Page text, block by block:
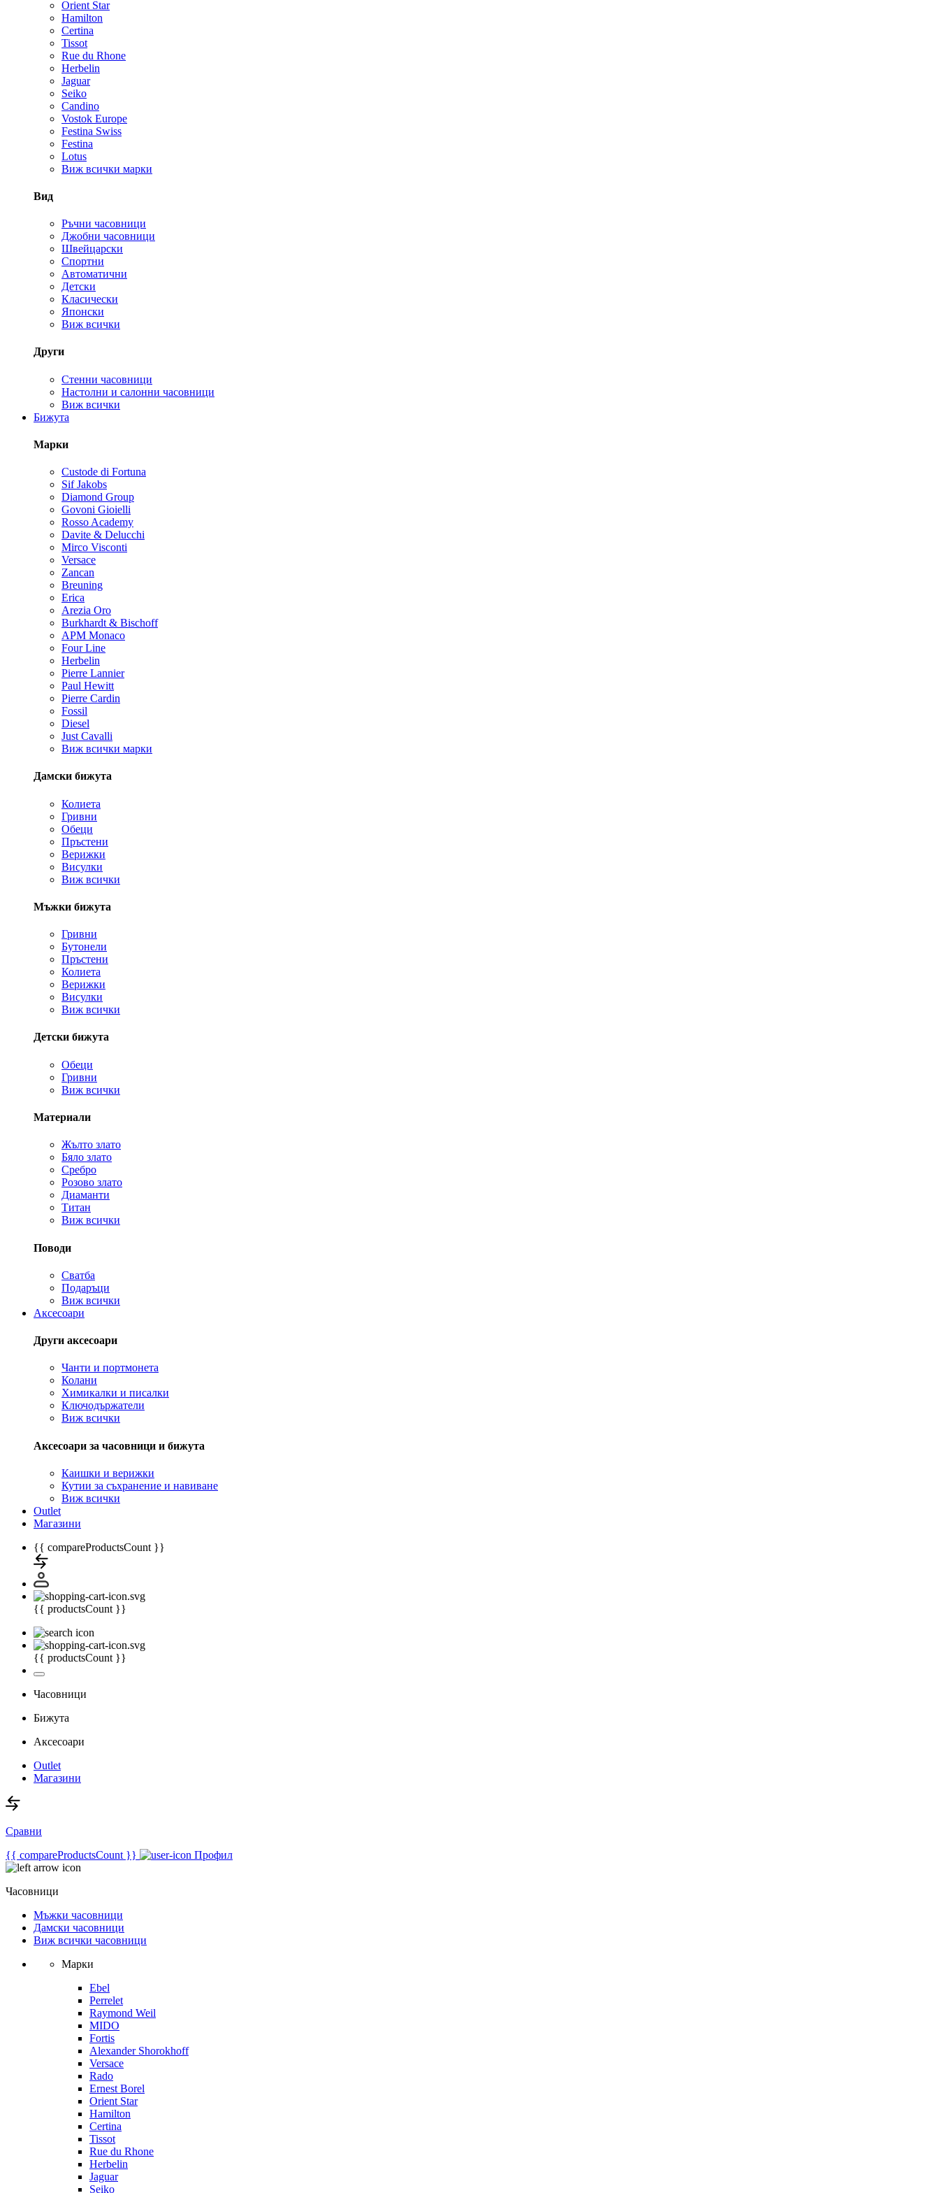
Orient Star
Hamilton
Certina
Tissot
Rue du Rhone
Herbelin
Jaguar
Seiko
Candino
Vostok Europe
Festina Swiss
Festina
Lotus
Виж всички марки
Вид
Ръчни часовници
Джобни часовници
Швейцарски
Спортни
Автоматични
Детски
Класически
Японски
Виж всички
Други
Стенни часовници
Настолни и салонни часовници
Виж всички
Бижута
Марки
Custode di Fortuna
Sif Jakobs
Diamond Group
Govoni Gioielli
Rosso Academy
Davite & Delucchi
Mirco Visconti
Versace
Zancan
Breuning
Erica
Arezia Oro
Burkhardt & Bischoff
APM Monaco
Four Line
Herbelin
Pierre Lannier
Paul Hewitt
Pierre Cardin
Fossil
Diesel
Just Cavalli
Виж всички марки
Дамски бижута
Колиета
Гривни
Обеци
Пръстени
Верижки
Висулки
Виж всички
Мъжки бижута
Гривни
Бутонели
Пръстени
Колиета
Верижки
Висулки
Виж всички
Детски бижута
Обеци
Гривни
Виж всички
Материали
Жълто злато
Бяло злато
Сребро
Розово злато
Диаманти
Титан
Виж всички
Поводи
Сватба
Подаръци
Виж всички
Аксесоари
Други аксесоари
Чанти и портмонета
Колани
Химикалки и писалки
Ключодържатели
Виж всички
Аксесоари за часовници и бижута
Каишки и верижки
Кутии за съхранение и навиване
Виж всички
Outlet
Магазини
{{ compareProductsCount }}
{{ productsCount }}
{{ productsCount }}
Часовници
Бижута
Аксесоари
Outlet
Магазини
Сравни
{{ compareProductsCount }}
Профил
Часовници
Мъжки часовници
Дамски часовници
Виж всички часовници
Марки
Ebel
Perrelet
Raymond Weil
MIDO
Fortis
Alexander Shorokhoff
Versace
Rado
Ernest Borel
Orient Star
Hamilton
Certina
Tissot
Rue du Rhone
Herbelin
Jaguar
Seiko